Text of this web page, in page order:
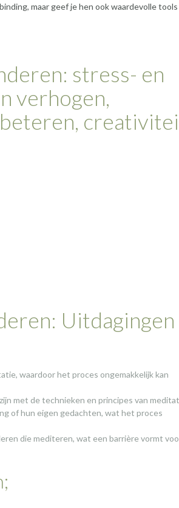
maar geef je hen ook waardevolle tools
stress- en
verhogen,
Uitdagingen
waardoor het proces ongemakkelijk kan
met de technieken en principes van
of hun eigen gedachten, wat het proces
die mediteren, wat een barrière vormt